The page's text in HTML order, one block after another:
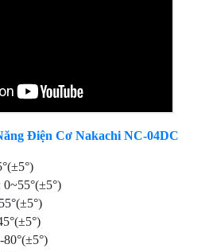
Điện Cơ Nakachi NC-04DC